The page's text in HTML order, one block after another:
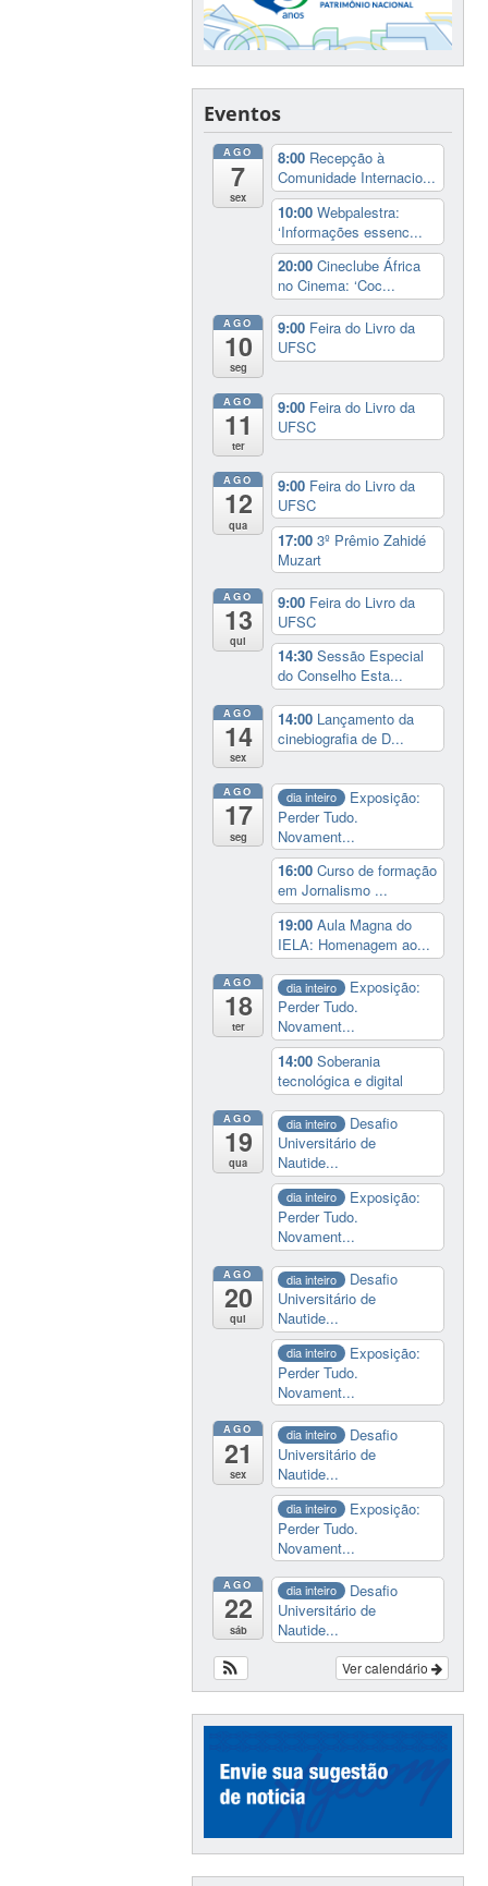
Eventos
AGO
7
sex
8:00 Recepção à
Comunidade Internacio...
10:00Webpalestra:
‘Informações essenc...
20:00Cineclube África
no Cinema: ‘Coc...
AGO
10
seg
9:00 Feira do Livro da
UFSC
AGO
11
ter
9:00 Feira do Livro da
UFSC
AGO
12
qua
9:00 Feira do Livro da
UFSC
17:003º Prêmio Zahidé
Muzart
AGO
13
qui
9:00 Feira do Livro da
UFSC
14:30Sessão Especial
do Conselho Esta...
AGO
14
sex
14:00 Lançamento da
cinebiografia de D...
AGO
17
seg
dia inteiro
Exposição:
Perder Tudo.
Novament...
16:00Curso de formação
em Jornalismo ...
19:00Aula Magna do
IELA: Homenagem ao...
AGO
18
ter
dia inteiro
Exposição:
Perder Tudo.
Novament...
14:00Soberania
tecnológica e digital
AGO
19
qua
dia inteiro
Desafio
Universitário de
Nautide...
dia inteiro
Exposição:
Perder Tudo.
Novament...
AGO
20
qui
dia inteiro
Desafio
Universitário de
Nautide...
dia inteiro
Exposição:
Perder Tudo.
Novament...
AGO
21
sex
dia inteiro
Desafio
Universitário de
Nautide...
dia inteiro
Exposição:
Perder Tudo.
Novament...
AGO
22
sáb
dia inteiro
Desafio
Universitário de
Nautide...
Ver calendário